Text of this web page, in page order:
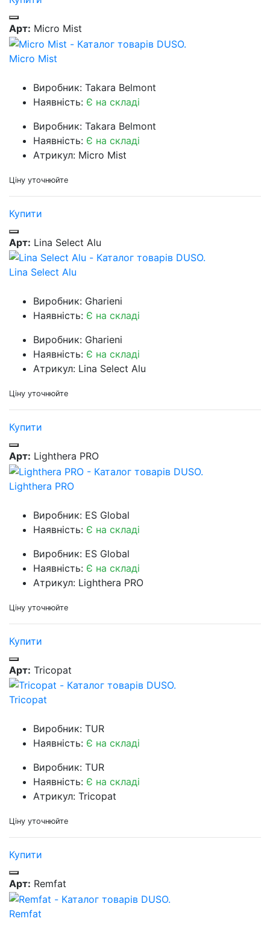
Арт: Micro Mist
Micro Mist
Виробник: Takara Belmont
Наявність: Є на складі
Виробник: Takara Belmont
Наявність: Є на складі
Атрикул: Micro Mist
Ціну уточнюйте
Купити
Арт: Lina Select Alu
Lina Select Alu
Виробник: Gharieni
Наявність: Є на складі
Виробник: Gharieni
Наявність: Є на складі
Атрикул: Lina Select Alu
Ціну уточнюйте
Купити
Арт: Lighthera PRO
Lighthera PRO
Виробник: ES Global
Наявність: Є на складі
Виробник: ES Global
Наявність: Є на складі
Атрикул: Lighthera PRO
Ціну уточнюйте
Купити
Арт: Tricopat
Tricopat
Виробник: TUR
Наявність: Є на складі
Виробник: TUR
Наявність: Є на складі
Атрикул: Tricopat
Ціну уточнюйте
Купити
Арт: Remfat
Remfat